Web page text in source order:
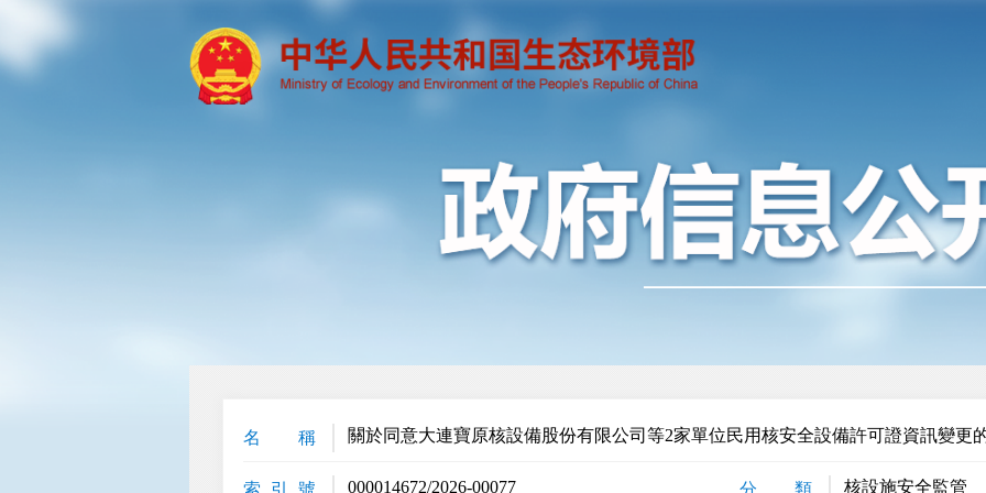
名 稱 關於同意大連寶原核設備股份有限公司等2家單位民用核安全設備許可證資訊變更
索 引 號 000014672/2026-00077 分 類 核設施安全監管